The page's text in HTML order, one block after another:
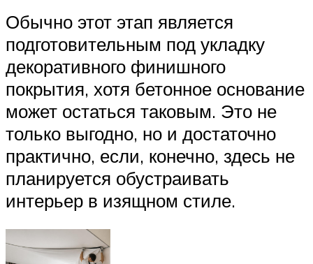
Обычно этот этап является
подготовительным под укладку
декоративного финишного
покрытия, хотя бетонное основание
может остаться таковым. Это не
только выгодно, но и достаточно
практично, если, конечно, здесь не
планируется обустраивать
интерьер в изящном стиле.